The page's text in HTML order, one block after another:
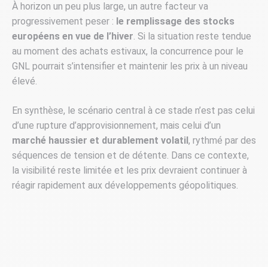
À horizon un peu plus large, un autre facteur va
progressivement peser : le remplissage des stocks
européens en vue de l’hiver . Si la situation reste tendue
au moment des achats estivaux, la concurrence pour le
GNL pourrait s’intensifier et maintenir les prix à un niveau
élevé.
En synthèse, le scénario central à ce stade n’est pas celui
d’une rupture d’approvisionnement, mais celui d’un
marché haussier et durablement volatil, rythmé par des
séquences de tension et de détente. Dans ce contexte,
la visibilité reste limitée et les prix devraient continuer à
réagir rapidement aux développements géopolitiques.